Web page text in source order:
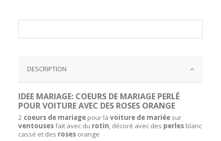
DESCRIPTION
IDEE MARIAGE: COEURS DE MARIAGE PERLÉ
POUR VOITURE AVEC DES ROSES ORANGE
2 coeurs de mariage pour lavoiture de mariée sur
ventousesfait avec du rotin, décoré avec des perles blanc
cassé et des roses orange